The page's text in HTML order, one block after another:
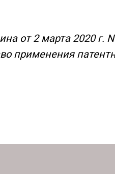
от 2 марта 2020 г.
применения